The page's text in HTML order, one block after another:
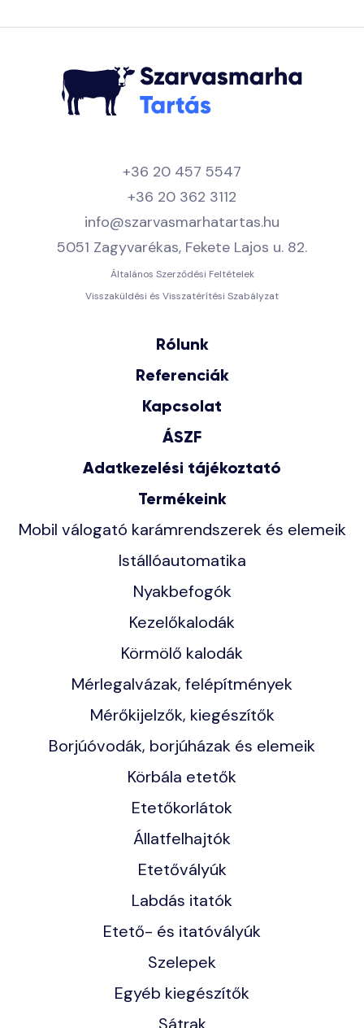
+36 20 457 5547
+36 20 362 3112
info@szarvasmarhatartas.hu
5051 Zagyvarékas, Fekete Lajos u. 82.
Általános Szerződési Feltételek
Visszaküldési és Visszatérítési Szabályzat
Rólunk
Referenciák
Kapcsolat
ÁSZF
Adatkezelési tájékoztató
Termékeink
Mobil válogató karámrendszerek és elemeik
Istállóautomatika
Nyakbefogók
Kezelőkalodák
Körmölő kalodák
Mérlegalvázak, felépítmények
Mérőkijelzők, kiegészítők
Borjúóvodák, borjúházak és elemeik
Körbála etetők
Etetőkorlátok
Állatfelhajtók
Etetővályúk
Labdás itatók
Etető- és itatóvályúk
Szelepek
Egyéb kiegészítők